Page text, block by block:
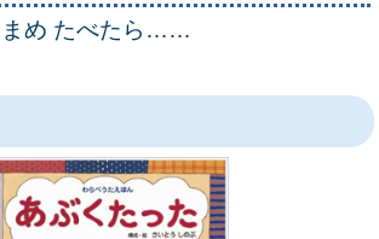
まめ たべたら……